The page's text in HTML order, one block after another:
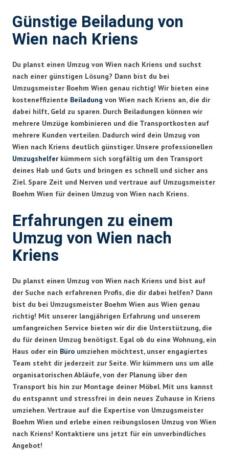
Günstige Beiladung von
Wien nach Kriens
Du planst einen Umzug von Wien nach Kriens und suchst
nach einer günstigen Lösung? Dann bist du bei
Umzugsmeister Boehm Wien genau richtig! Wir bieten eine
kosteneffiziente Beiladung von Wien nach Kriens an, die dir
dabei hilft, Geld zu sparen. Durch Beiladungen können wir
mehrere Umzüge kombinieren und die Transportkosten auf
mehrere Kunden verteilen. Dadurch wird dein Umzug von
Wien nach Kriens deutlich günstiger. Unsere professionellen
Umzugshelfer kümmern sich sorgfältig um den Transport
deines Hab und Guts und bringen es schnell und sicher ans
Ziel. Spare Zeit und Nerven und vertraue auf Umzugsmeister
Boehm Wien für deinen Umzug von Wien nach Kriens.
Erfahrungen zu einem
Umzug von Wien nach
Kriens
Du planst einen Umzug von Wien nach Kriens und bist auf
der Suche nach erfahrenen Profis, die dir dabei helfen? Dann
bist du bei Umzugsmeister Boehm Wien aus Wien genau
richtig! Mit unserer langjährigen Erfahrung und unserem
umfangreichen Service bieten wir dir die Unterstützung, die
du für deinen Umzug benötigst. Egal ob du eine Wohnung, ein
Haus oder ein Büro umziehen möchtest, unser engagiertes
Team steht dir jederzeit zur Seite. Wir kümmern uns um alle
organisatorischen Abläufe, von der Planung über den
Transport bis hin zur Montage deiner Möbel. Mit uns kannst
du entspannt und stressfrei in dein neues Zuhause in Kriens
umziehen. Vertraue auf die Expertise von Umzugsmeister
Boehm Wien und erlebe einen reibungslosen Umzug von Wien
nach Kriens! Kontaktiere uns jetzt für ein unverbindliches
Angebot!